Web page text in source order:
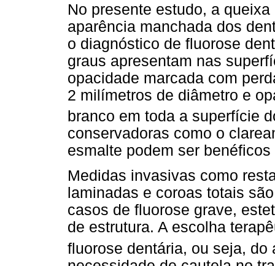
No presente estudo, a
aparência manchada dos
o diagnóstico de fluorose
graus apresentam nas
opacidade marcada com
2 milímetros de diâmetro e
branco em toda a superfície
conservadoras como o
esmalte podem ser
Medidas invasivas como
laminadas e coroas totais
casos de fluorose grave,
de estrutura. A escolha
fluorose dentária, ou seja, do